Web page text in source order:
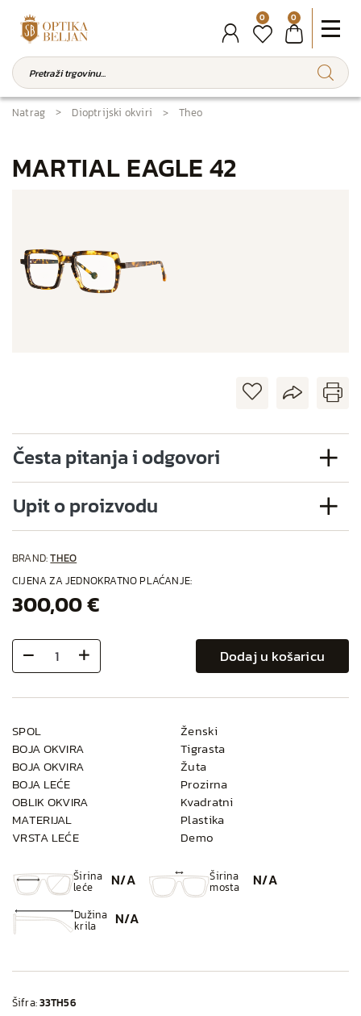
0 0
Natrag Dioptrijski okviri Theo
MARTIAL EAGLE 42
Česta pitanja i odgovori
Upit o proizvodu
BRAND:THEO
CIJENA ZA JEDNOKRATNO PLAĆANJE:
300,00 €
Dodaj u košaricu
SPOL
Ženski
BOJA OKVIRA
Tigrasta
BOJA OKVIRA
Žuta
BOJA LEĆE
Prozirna
OBLIK OKVIRA
Kvadratni
MATERIJAL
Plastika
VRSTA LEĆE
Demo
Širina
leće N/A Širina
mosta N/A
Dužina
krila N/A
Šifra:33TH56